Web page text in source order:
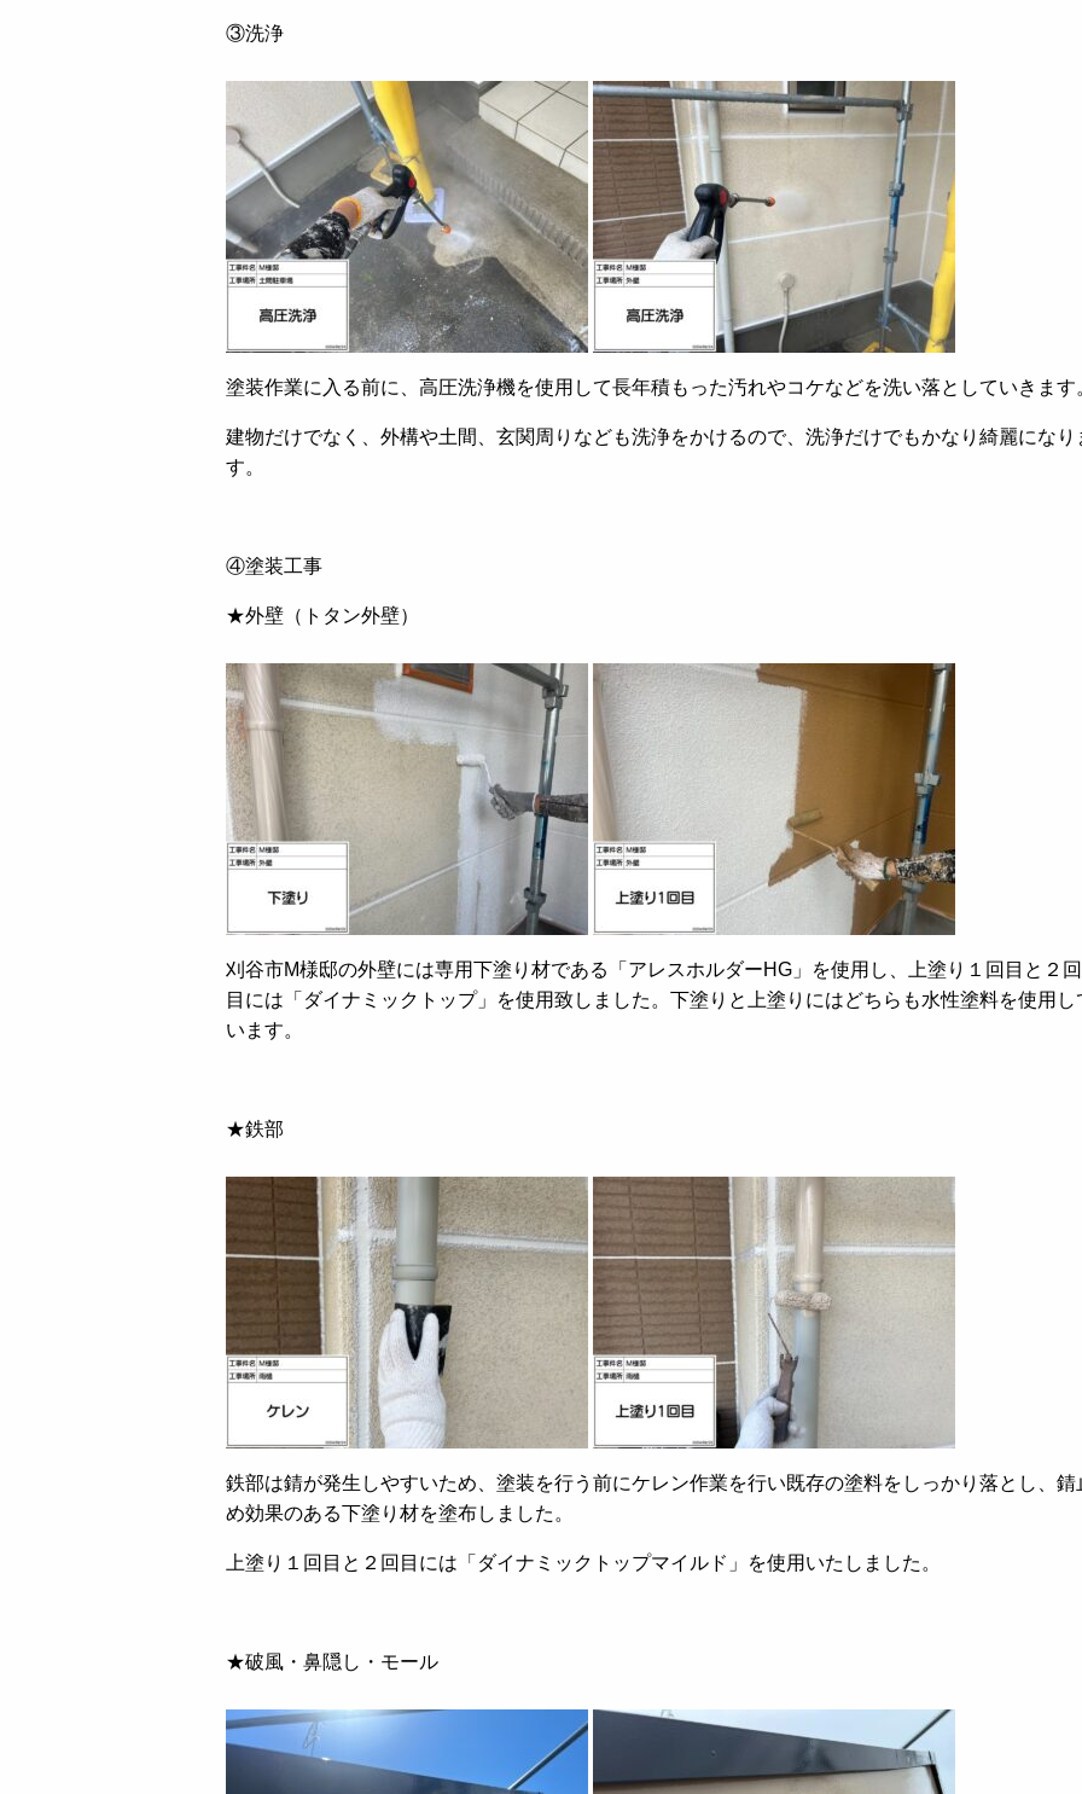
③洗浄
塗装作業に入る前に、高圧洗浄機を使用して長年積もった汚れやコケなどを洗い落としていきます
建物だけでなく、外構や土間、玄関周りなども洗浄をかけるので、洗浄だけでもかなり綺麗になり
す。
④塗装工事
★外壁（トタン外壁）
刈谷市M様邸の外壁には専用下塗り材である「アレスホルダーHG」を使用し、上塗り１回目と２回
目には「ダイナミックトップ」を使用致しました。下塗りと上塗りにはどちらも水性塗料を使用し
います。
★鉄部
鉄部は錆が発生しやすいため、塗装を行う前にケレン作業を行い既存の塗料をしっかり落とし、錆
め効果のある下塗り材を塗布しました。
上塗り１回目と２回目には「ダイナミックトップマイルド」を使用いたしました。
★破風・鼻隠し・モール